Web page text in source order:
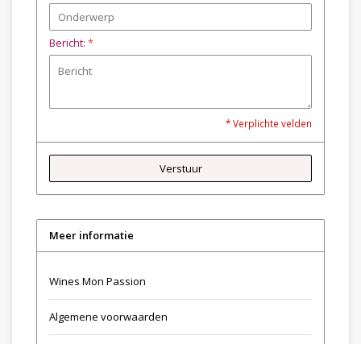
Bericht: *
* Verplichte velden
Verstuur
Meer informatie
Wines Mon Passion
Algemene voorwaarden